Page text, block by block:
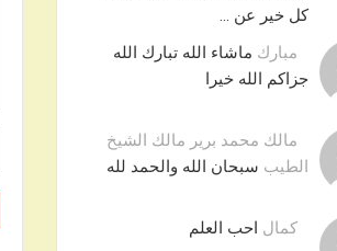
كل خير عن …
مبارك ماشاء الله تبارك الله
جزاكم الله خيرا
مالك محمد برير مالك الشيخ
الطيب سبحان الله والحمد لله
كمال احب العلم